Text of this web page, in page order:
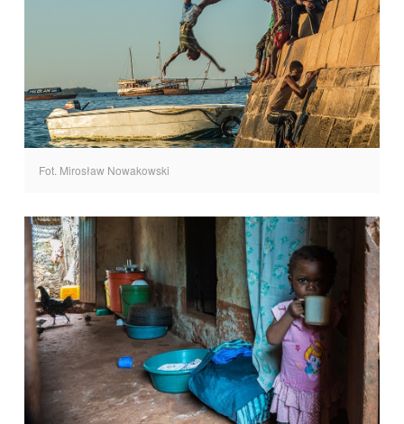
Fot. Mirosław Nowakowski